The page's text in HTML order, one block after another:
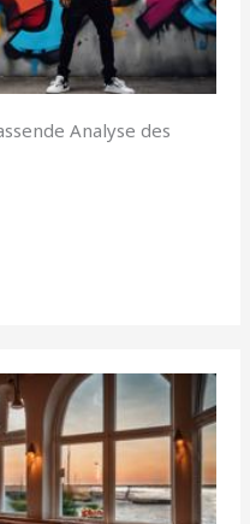
Analyse des